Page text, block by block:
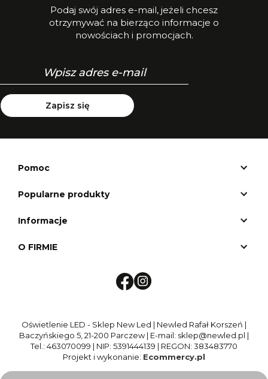
Podaj swój adres e-mail, jeżeli chcesz
otrzymywać na bierząco informacje o
nowościach i promocjach.
Zapisz się
Pomoc
Popularne produkty
Informacje
O FIRMIE
Oświetlenie LED - Sklep New Led | Newled Rafał Korszeń |
Baczyńskiego 5, 21-200 Parczew | E-mail: sklep@newled.pl |
Tel.: 463070099 | NIP: 5391444139 | REGON: 383483770
Projekt i wykonanie: Ecommercy.pl